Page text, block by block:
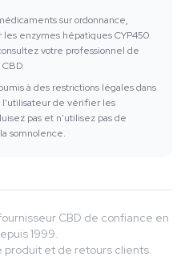
sur ordonnance,
enzymes hépatiques CYP450.
votre professionnel de
à des restrictions légales dans
l'utilisateur de vérifier les
pas et n'utilisez pas de
somnolence.
CBD de confiance en
1999.
produit et de retours clients.